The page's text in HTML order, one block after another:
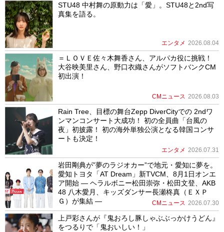
STU48 中村舞の原動力は「愛」。STU48と2nd写
真集を語る。
エンタメ 2026.08.04
＝ＬＯＶＥ佐々木舞香さん、アルパカ役に挑戦！
大谷映美里さん、野口衣織さんがソフトバンクCM
初出演！
CMニュース 2026.08.03
Rain Tree、目標の舞台Zepp DiverCityでの 2ndワ
ンマンコンサート大成功！ 初の全員曲「台風の
夜」初披露！ 初の海外単独公演となる韓国コンサ
ートも決定！
エンタメ 2026.07.31
岩田剛典が”夢のラジオカー”で地元・愛知に夢を。
愛知トヨタ「AT Dream」新TVCM、8月1日オンエ
ア開始 ― ヘラルボニー松田崇弥・松田文登、AKB
48 八木愛月、キッズダンサー長瀬柊真（ＥＸＰ
Ｇ）が集結 ―
CMニュース 2026.07.30
上戸彩さんが『鬼おろし豚しゃぶぶっかけうどん』
をつるりで「鬼おいしい！」